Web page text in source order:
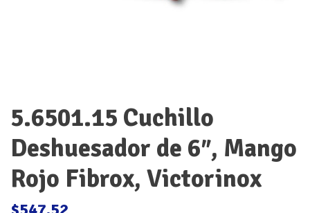
5.6501.15 Cuchillo
Deshuesador de 6″, Mango
Rojo Fibrox, Victorinox